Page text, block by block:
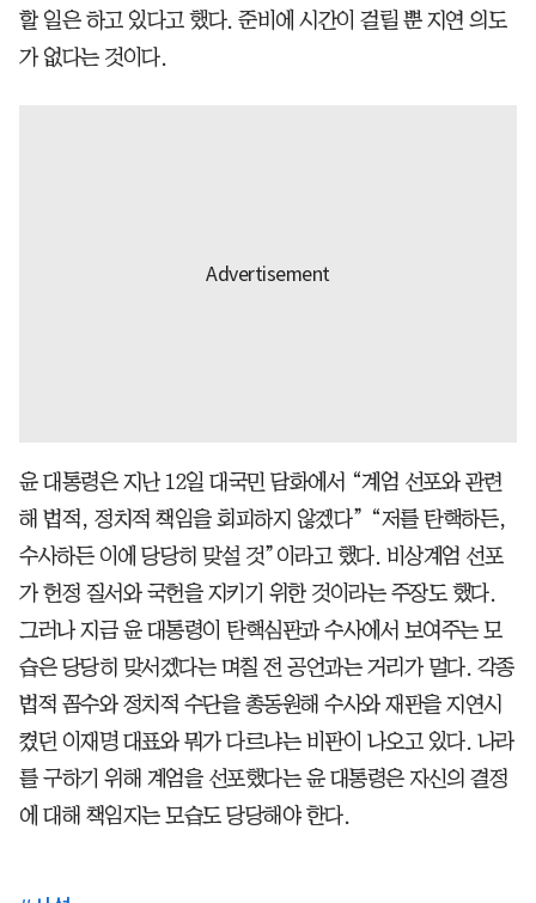
할 일은 하고 있다고 했다. 준비에 시간이 걸릴 뿐 지연 의도
가 없다는 것이다.
윤 대통령은 지난 12일 대국민 담화에서 “계엄 선포와 관련
해 법적, 정치적 책임을 회피하지 않겠다” “저를 탄핵하든,
수사하든 이에 당당히 맞설 것”이라고 했다. 비상계엄 선포
가 헌정 질서와 국헌을 지키기 위한 것이라는 주장도 했다.
그러나 지금 윤 대통령이 탄핵심판과 수사에서 보여주는 모
습은 당당히 맞서겠다는 며칠 전 공언과는 거리가 멀다. 각종
법적 꼼수와 정치적 수단을 총동원해 수사와 재판을 지연시
켰던 이재명 대표와 뭐가 다르냐는 비판이 나오고 있다. 나라
를 구하기 위해 계엄을 선포했다는 윤 대통령은 자신의 결정
에 대해 책임지는 모습도 당당해야 한다.